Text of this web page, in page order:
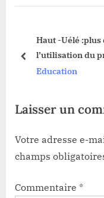
P
t
P
t
Haut -Uélé
l’utilisation du
Education
prev
Laisser un
Votre adresse e-
champs
Commentaire *